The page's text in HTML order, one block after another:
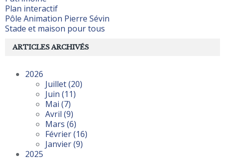
Plan interactif
Pôle Animation Pierre Sévin
Stade et maison pour tous
ARTICLES ARCHIVÉS
2026
Juillet(20)
Juin (11)
Mai (7)
Avril (9)
Mars (6)
Février(16)
Janvier(9)
2025